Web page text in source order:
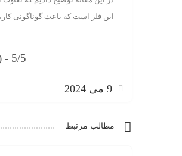
این فلز است که باعث گوناگونی
5/5 - (3 امتیاز)
9 می 2024
مطالب مرتبط